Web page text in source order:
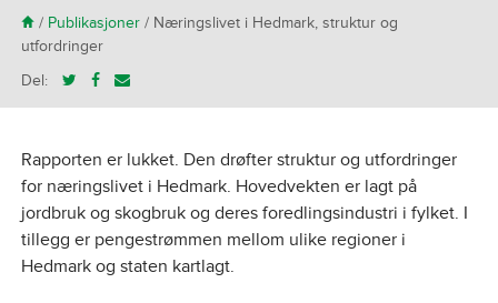
H/ Publikasjoner/ Næringslivet i Hedmark, struktur og
utfordringer
Del:
Rapporten er lukket. Den drøfter struktur og utfordringer
for næringslivet i Hedmark. Hovedvekten er lagt på
jordbruk og skogbruk og deres foredlingsindustri i fylket. I
tillegg er pengestrømmen mellom ulike regioner i
Hedmark og staten kartlagt.